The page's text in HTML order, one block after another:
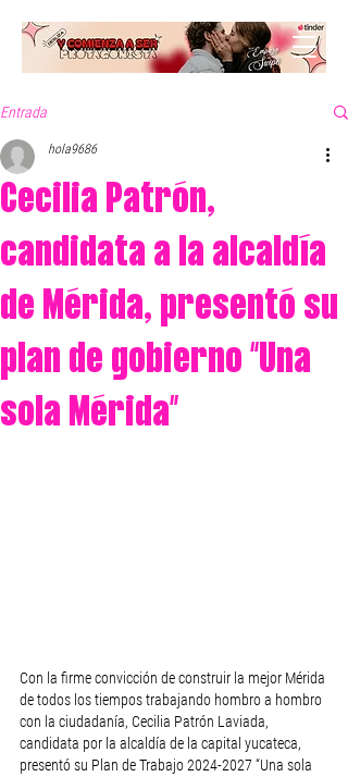
Entrada
Cecilia Patrón,
candidata a la alcaldía
de Mérida, presentó su
plan de gobierno “Una
sola Mérida”
hola9686
Con la firme convicción de construir la mejor Mérida
de todos los tiempos trabajando hombro a hombro
con la ciudadanía, Cecilia Patrón Laviada,
candidata por la alcaldía de la capital yucateca,
presentó su Plan de Trabajo 2024-2027 “Una sola